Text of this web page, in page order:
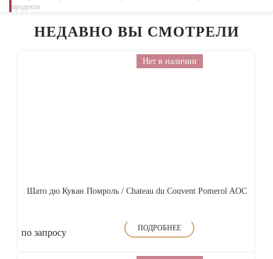
продукта
НЕДАВНО ВЫ СМОТРЕЛИ
Нет в наличии
Шато дю Куван Помроль / Chateau du Couvent Pomerol AOC
по запросу ПОДРОБНЕЕ